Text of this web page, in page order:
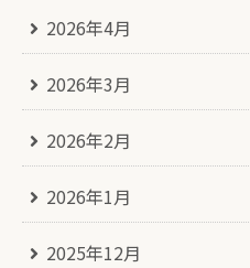
2026年4月
2026年3月
2026年2月
2026年1月
2025年12月